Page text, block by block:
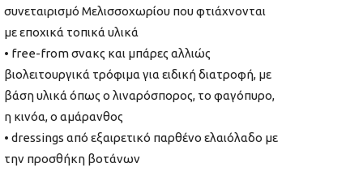
συνεταιρισμό Μελισσοχωρίου που φτιάχνονται
με εποχικά τοπικά υλικά
• free-from σνακς και μπάρες αλλιώς
βιολειτουργικά τρόφιμα για ειδική διατροφή, με
βάση υλικά όπως ο λιναρόσπορος, το φαγόπυρο,
η κινόα, ο αμάρανθος
• dressings από εξαιρετικό παρθένο ελαιόλαδο με
την προσθήκη βοτάνων